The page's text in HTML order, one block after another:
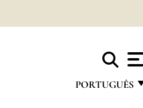
PORTUGUÊS